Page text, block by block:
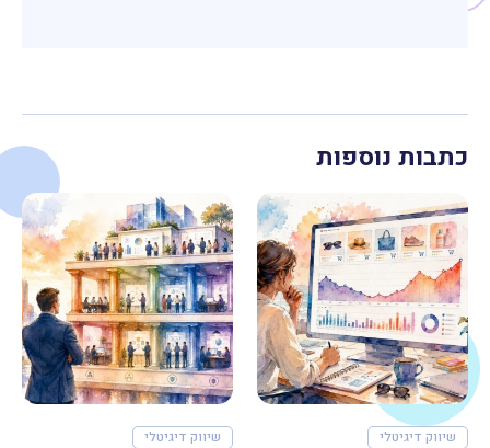
כתבות נוספות
שיווק דיגיטלי
שיווק דיגיטלי